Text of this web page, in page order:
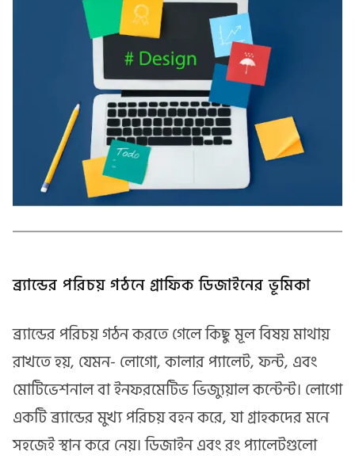
ব্র্যান্ডের পরিচয় গঠনে গ্রাফিক ডিজাইনের ভূমিকা
ব্র্যান্ডের পরিচয় গঠন করতে গেলে কিছু মূল বিষয় মাথায়
রাখতে হয়, যেমন- লোগো, কালার প্যালেট, ফন্ট, এবং
মোটিভেশনাল বা ইনফরমেটিভ ভিজ্যুয়াল কন্টেন্ট। লোগো
একটি ব্র্যান্ডের মুখ্য পরিচয় বহন করে, যা গ্রাহকদের মনে
সহজেই স্থান করে নেয়। ডিজাইন এবং রং প্যালেটগুলো